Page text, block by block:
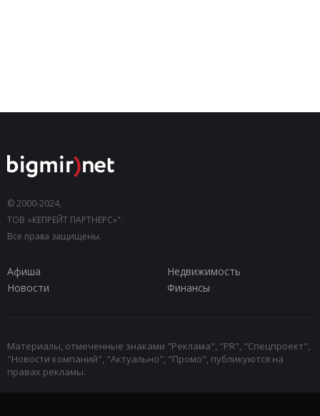
© 2000-2024,
ТОВ «КЕПРЕЙТ ПАРТНЕРС»".
Все права защищены.
Афиша
Недвижимость
Новости
Финансы
Материалы, отмеченные знаками "Реклама", "PR", "Спецпроект",
"Новости компаний", "Актуально", "Промо", публикуются на
правах рекламы.